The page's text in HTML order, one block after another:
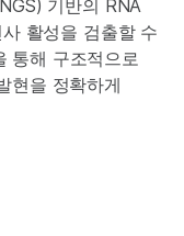
기반의 RNA
활성을 검출할 수
통해 구조적으로
현을 정확하게